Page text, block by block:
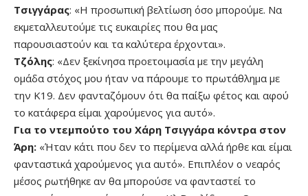
Τσιγγάρας: «Η προσωπική βελτίωση όσο μπορούμε. Να
εκμεταλλευτούμε τις ευκαιρίες που θα μας
παρουσιαστούν και τα καλύτερα έρχονται».
Τζόλης: «Δεν ξεκίνησα προετοιμασία με την μεγάλη
ομάδα στόχος μου ήταν να πάρουμε το πρωτάθλημα με
την Κ19. Δεν φανταζόμουν ότι θα παίξω φέτος και αφού
το κατάφερα είμαι χαρούμενος για αυτό».
Για το ντεμπούτο του Χάρη Τσιγγάρα κόντρα στον
Άρη: «Ήταν κάτι που δεν το περίμενα αλλά ήρθε και είμαι
φανταστικά χαρούμενος για αυτό». Επιπλέον ο νεαρός
μέσος ρωτήθηκε αν θα μπορούσε να φανταστεί το